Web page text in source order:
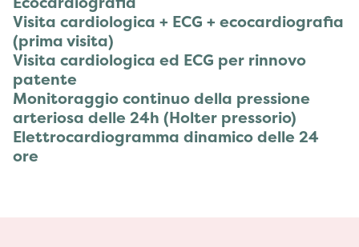
Visita cardiologica + ECG + ecocardiografia
(prima visita)
Visita cardiologica ed ECG per rinnovo
patente
Monitoraggio continuo della pressione
arteriosa delle 24h (Holter pressorio)
Elettrocardiogramma dinamico delle 24
ore